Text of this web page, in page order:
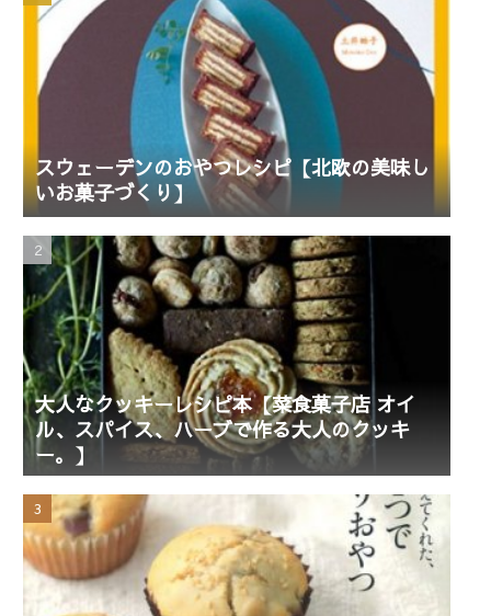
スウェーデンのおやつレシピ【北欧の美味し
いお菓子づくり】
大人なクッキーレシピ本【菜食菓子店 オイ
ル、スパイス、ハーブで作る大人のクッキ
ー。】